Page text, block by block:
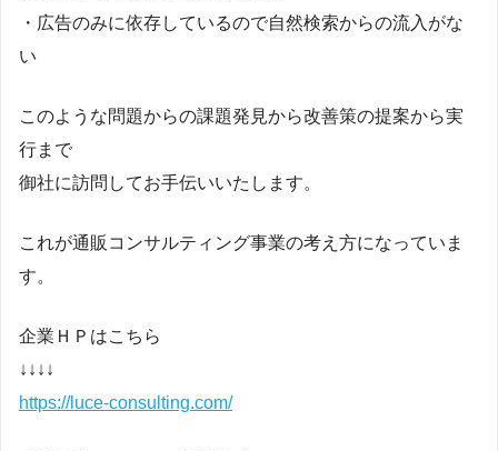
・広告のみに依存しているので自然検索からの流入がな
い
このような問題からの課題発見から改善策の提案から実
行まで
御社に訪問してお手伝いいたします。
これが通販コンサルティング事業の考え方になっていま
す。
企業ＨＰはこちら
↓↓↓↓
https://luce-consulting.com/